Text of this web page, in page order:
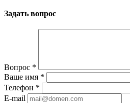
Задать вопрос
Вопрос *
Ваше имя *
Телефон *
E-mail